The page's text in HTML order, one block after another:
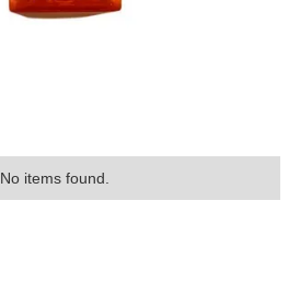
No items found.